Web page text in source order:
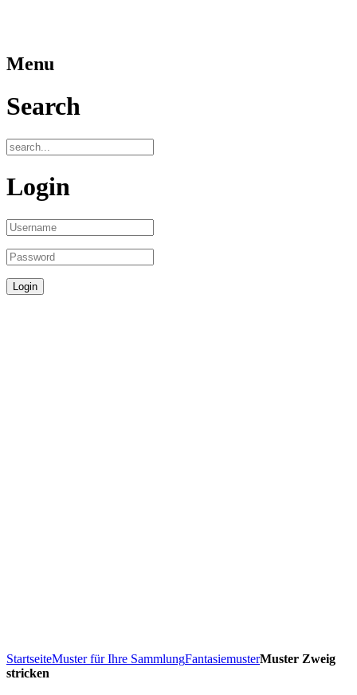
Menu
Search
Login
StartseiteMuster für Ihre SammlungFantasiemusterMuster Zweig
stricken